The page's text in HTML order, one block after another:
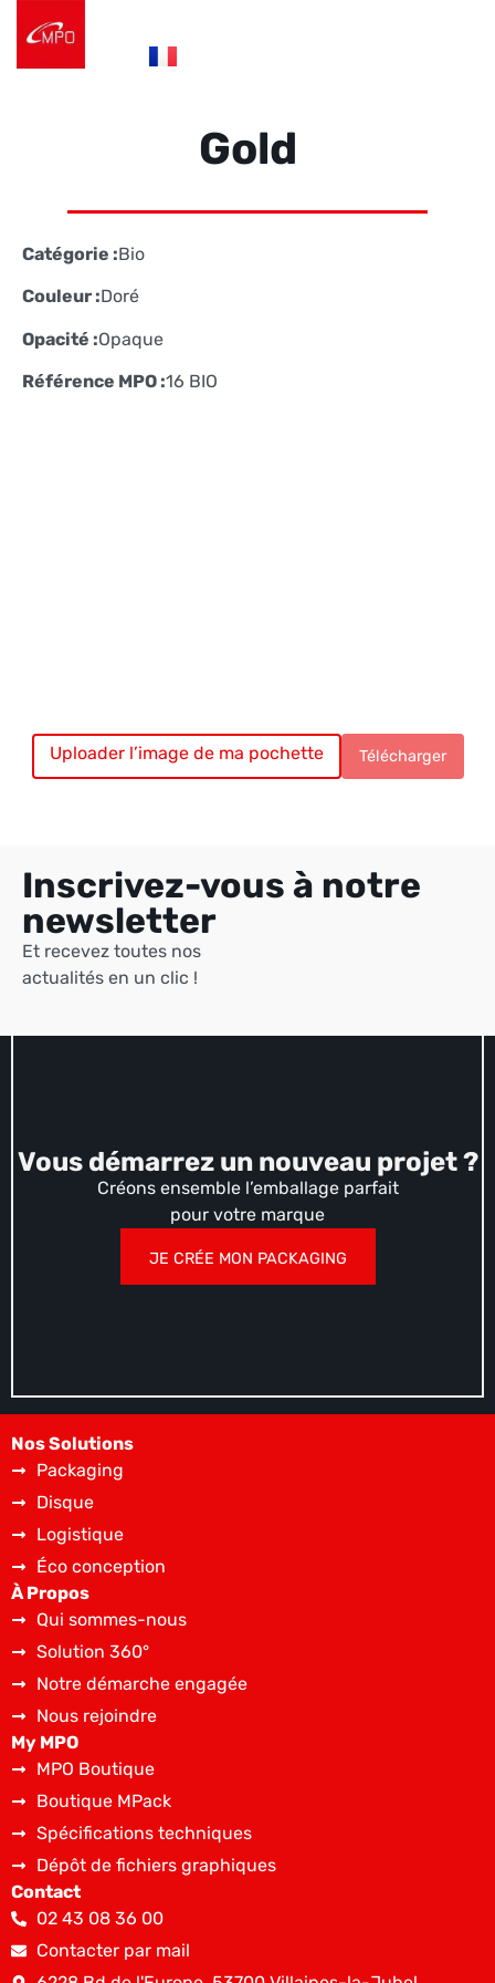
Gold
Catégorie :Bio
Couleur :Doré
Opacité :Opaque
Référence MPO :16 BIO
Chargement du vinyle…
Uploader l’image de ma pochette Télécharger
Inscrivez-vous à notre
newsletter
Et recevez toutes nos
actualités en un clic !
Vous démarrez un nouveau projet ?
Créons ensemble l’emballage parfait
pour votre marque
JE CRÉE MON PACKAGING
Nos Solutions
Packaging
Disque
Logistique
Éco conception
À Propos
Qui sommes-nous
Solution 360°
Notre démarche engagée
Nous rejoindre
My MPO
MPO Boutique
Boutique MPack
Spécifications techniques
Dépôt de fichiers graphiques
Contact
02 43 08 36 00
Contacter par mail